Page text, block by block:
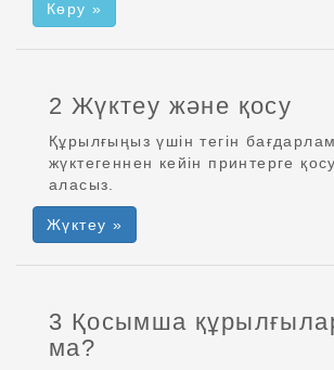
Көру »
2 Жүктеу және қосу
Құрылғыңыз үшін тегін
жүктегеннен кейін принтерге
аласыз.
Жүктеу »
3 Қосымша
ма?